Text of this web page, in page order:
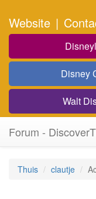
Website |
Disney
Walt
Forum -
Thuis clautje